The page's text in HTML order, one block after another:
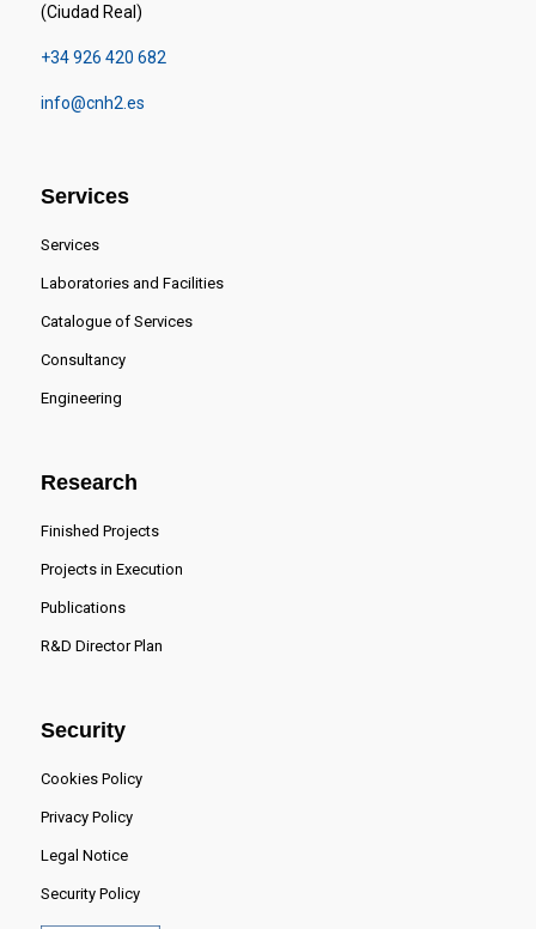
(Ciudad Real)
+34 926 420 682
info@cnh2.es
Services
Services
Laboratories and Facilities
Catalogue of Services
Consultancy
Engineering
Research
Finished Projects
Projects in Execution
Publications
R&D Director Plan
Security
Cookies Policy
Privacy Policy
Legal Notice
Security Policy